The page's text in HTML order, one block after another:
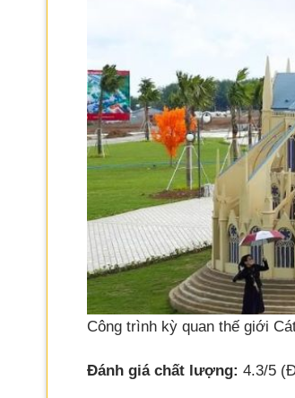
Công trình kỳ quan thế giới
Đánh giá chất lượng: 4.3/5